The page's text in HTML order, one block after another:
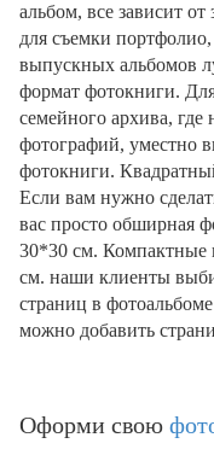
альбом, все зависит
для съемки
выпускных альбомов
формат фотокниги.
семейного архива, где
фотографий, уместно
фотокниги.
Если вам нужно
вас просто обширная
30*30 см. Компактные
см. наши клиенты
страниц в
можно добавить
Оформи свою